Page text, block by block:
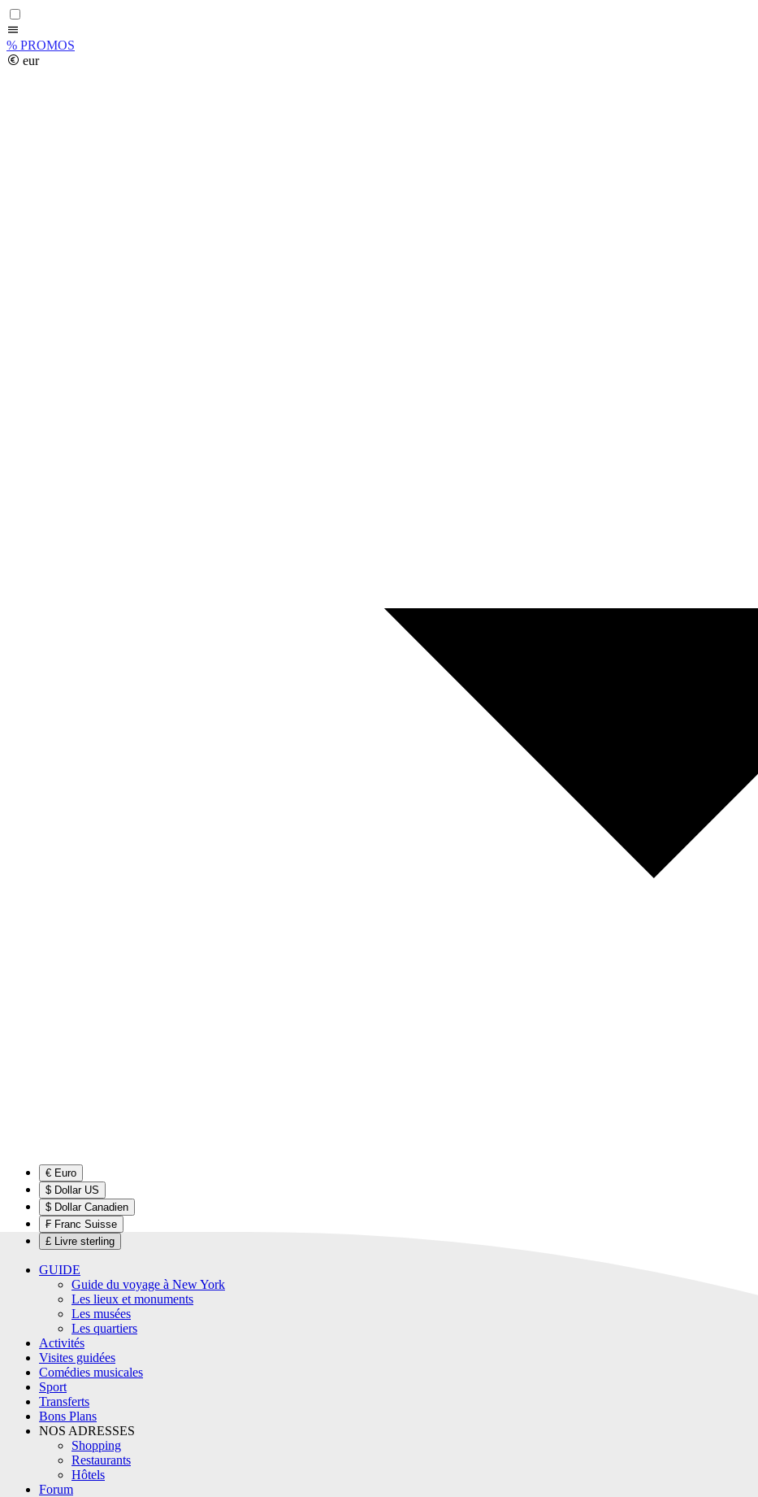
% PROMOS
eur
€ Euro
$ Dollar US
$ Dollar Canadien
₣ Franc Suisse
£ Livre sterling
GUIDE
Guide du voyage à New York
Les lieux et monuments
Les musées
Les quartiers
Activités
Visites guidées
Comédies musicales
Sport
Transferts
Bons Plans
NOS ADRESSES
Shopping
Restaurants
Hôtels
Forum